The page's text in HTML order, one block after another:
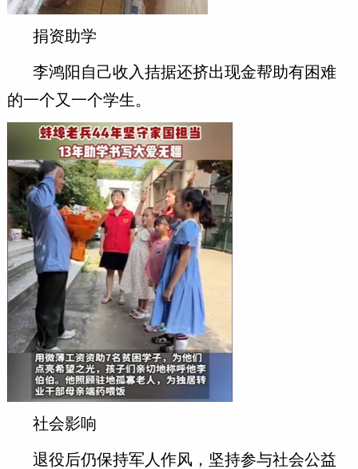
捐资助学
李鸿阳自己收入拮据还挤出现金帮助有困难
的一个又一个学生。
社会影响
退役后仍保持军人作风，坚持参与社会公益